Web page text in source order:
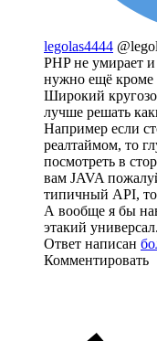
legolas4444
PHP не умирает
нужно ещё кроме
Широкий
лучше решать
Например если
реалтаймом, то
посмотреть в
вам JAVA
типичный API,
А вообще я бы
этакий
Ответ написан
Комментировать